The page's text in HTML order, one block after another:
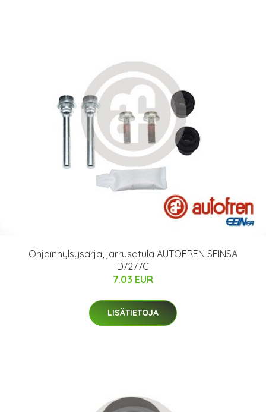
Ohjainhylsysarja, jarrusatula AUTOFREN SEINSA
D7277C
7.03 EUR
LISÄTIETOJA